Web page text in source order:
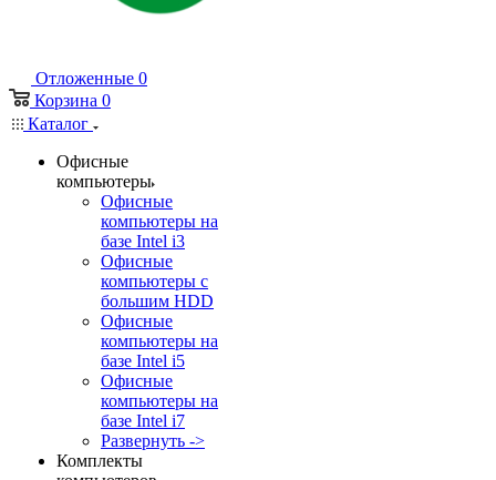
Отложенные 0
Корзина 0
Каталог
Офисные
компьютеры
Офисные
компьютеры на
базе Intel i3
Офисные
компьютеры с
большим HDD
Офисные
компьютеры на
базе Intel i5
Офисные
компьютеры на
базе Intel i7
Развернуть ->
Комплекты